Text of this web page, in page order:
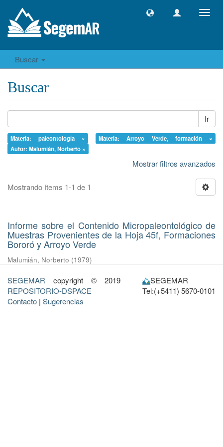
Buscar
Buscar
Ir
Materia: paleontología ×
Materia: Arroyo Verde, formación ×
Autor: Malumián, Norberto ×
Mostrar filtros avanzados
Mostrando ítems 1-1 de 1
Informe sobre el Contenido Micropaleontológico de
Muestras Provenientes de la Hoja 45f, Formaciones
Bororó y Arroyo Verde
Malumián, Norberto (1979)
SEGEMAR copyright © 2019
REPOSITORIO-DSPACE
Contacto | Sugerencias
SEGEMAR
Tel:(+5411) 5670-0101